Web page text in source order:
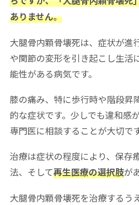
ありません。
大腿骨内顆骨壊死は、症状が進
や関節の変形を引き起こし生活
能性がある病気です。
膝の痛み、特に歩行時や階段昇
的な症状です。少しでも違和感
専門医に相談することが大切です
治療は症状の程度により、保存
法、そして再生医療の選択肢が
大腿骨内顆骨壊死を治療するう